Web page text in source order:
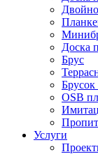
Доска
Брус
OSB
Услуги